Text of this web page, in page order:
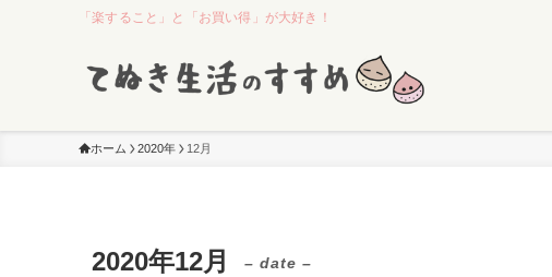
「楽すること」と「お買い得」が大好き！
ホーム 2020年 12月
2020年12月 – date –